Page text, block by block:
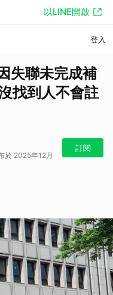
以LINE開啟
登入
失聯未完成補
找到人不會註
於 2025年12月
訂閱